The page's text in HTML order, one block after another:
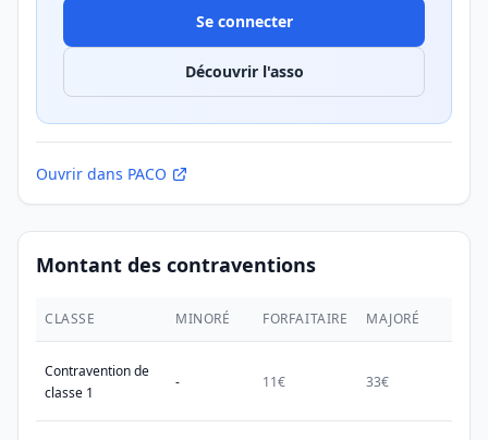
Se connecter
Découvrir l'asso
Ouvrir dans PACO
Montant des contraventions
CLASSE MINORÉ FORFAITAIRE MAJORÉ
Contravention de
classe 1
- 11€ 33€